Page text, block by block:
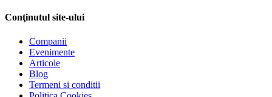
Conţinutul site-ului
Companii
Evenimente
Articole
Blog
Termeni si conditii